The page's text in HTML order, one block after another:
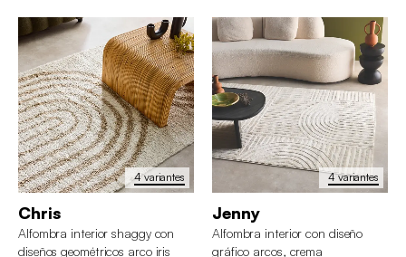
4 variantes
Chris
Alfombra interior shaggy con
diseños geométricos arco iris
4 variantes
Jenny
Alfombra interior con diseño
gráfico arcos, crema